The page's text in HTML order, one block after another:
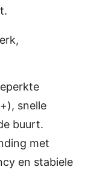
snelle
buurt.
met
en stabiele